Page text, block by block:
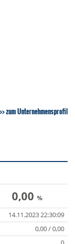
zum Unternehmensprofil
0,00 %
14.11.2023 22:30:09
0,00 / 0,00